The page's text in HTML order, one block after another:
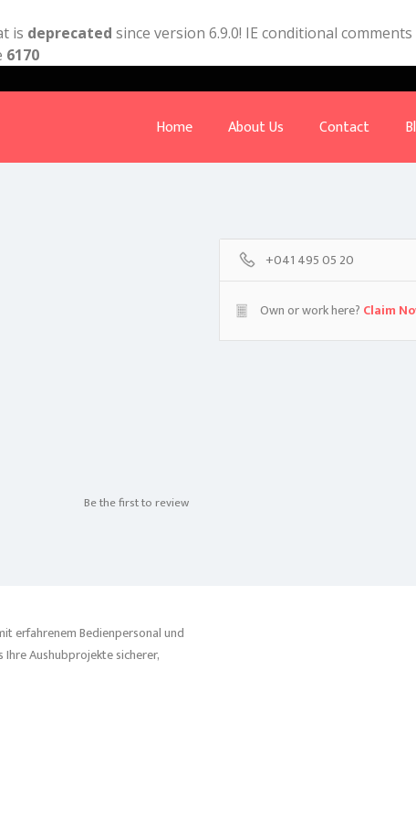
is deprecated since version 6.9.0! IE conditional
6170
Home About Us Contact
Be the first to review
erfahrenem Bedienpersonal und
Aushubprojekte sicherer,
+041 495 05 20
Own or work here? Claim